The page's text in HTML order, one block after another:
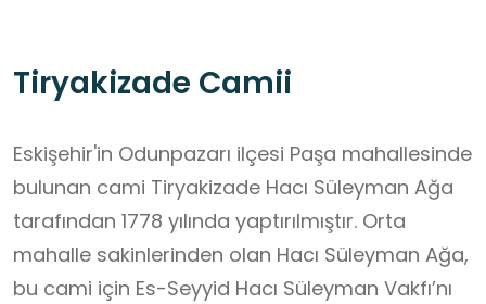
Tiryakizade Camii
Eskişehir'in Odunpazarı ilçesi Paşa mahallesinde
bulunan cami Tiryakizade Hacı Süleyman Ağa
tarafından 1778 yılında yaptırılmıştır. Orta
mahalle sakinlerinden olan Hacı Süleyman Ağa,
bu cami için Es-Seyyid Hacı Süleyman Vakfı’nı